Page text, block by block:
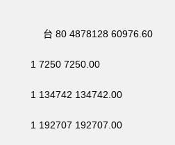
机 台 80 4878128 60976.60
7250.00
134742.00
192707.00